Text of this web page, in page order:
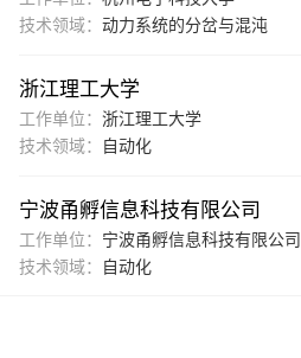
技术领域： 动力系统的分岔与混沌
浙江理工大学
工作单位： 浙江理工大学
技术领域： 自动化
宁波甬孵信息科技有限公司
工作单位： 宁波甬孵信息科技有限公司
技术领域： 自动化